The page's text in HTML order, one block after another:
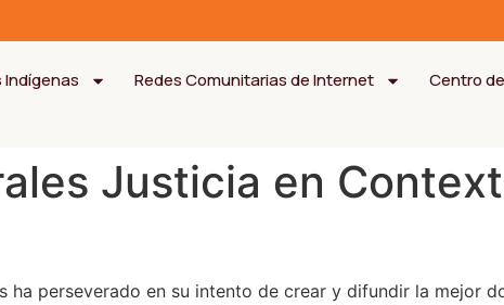
Indígenas Redes Comunitarias de Internet Centro
Justicia en
ha perseverado en su intento de crear y difundir la mejor